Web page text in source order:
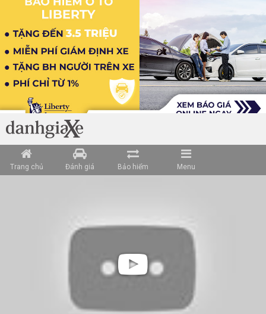
Trang chủ Đánh giá Bảo hiểm Menu